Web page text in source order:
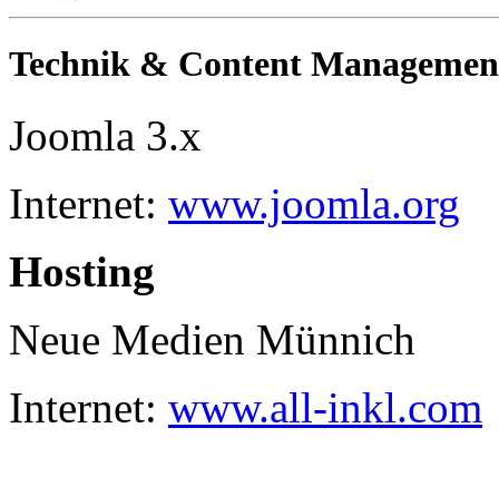
Technik & Content
Joomla 3.x
Internet: www.joomla.org
Hosting
Neue Medien Münnich
Internet: www.all-inkl.com